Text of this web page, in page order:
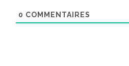
0 COMMENTAIRES